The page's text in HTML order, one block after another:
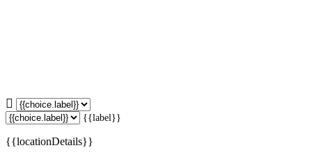
{{label}}
{{locationDetails}}